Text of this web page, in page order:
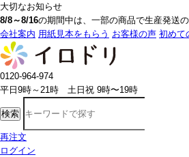
大切なお知らせ
8/8～8/16の期間中は、一部の商品で生産発送
会社案内 用紙見本をもらう お客様の声 初めて
0120-964-974
平日9時～21時 土日祝 9時〜19時
検索
再注文
ログイン